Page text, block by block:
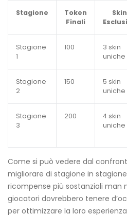
Stagione
Token
Finali
Skin
Stagione
1
100
3 skin
uniche
Stagione
2
150
5 skin
uniche
Stagione
3
200
4 skin
uniche
Come si può vedere dal
migliorare di stagione in
ricompense più sostanziali man
giocatori dovrebbero tenere
per ottimizzare la loro